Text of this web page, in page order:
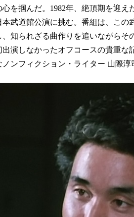
を掴んだ。1982年、絶頂期を迎え
本武道館公演に挑む。番組は、この
知られざる曲作りを追いながらそ
出演しなかったオフコースの貴重な
ノンフィクション・ライター 山際